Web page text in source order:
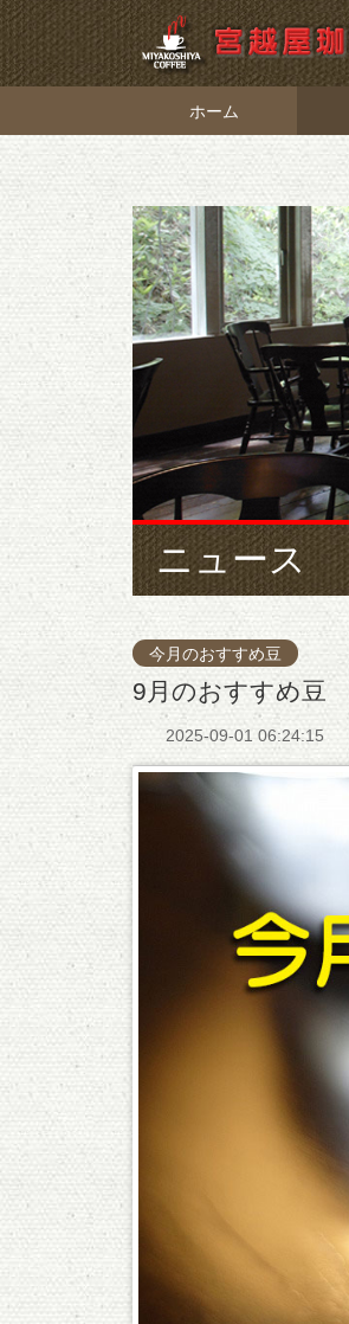
ホーム
ニュース
今月のおすすめ豆
9月のおすすめ豆
2025-09-01 06:24:15